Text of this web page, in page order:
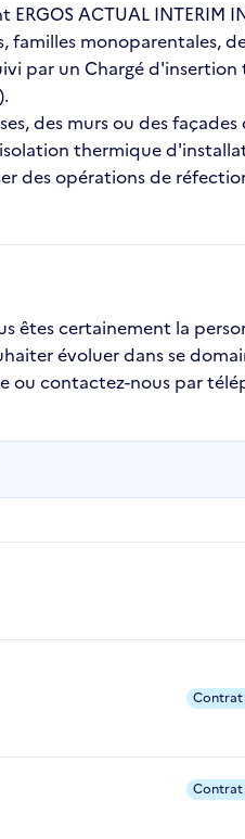
ACTUAL INTERIM
monoparentales,
par un Chargé d'insertion
des murs ou des
thermique
des opérations de
êtes certainement la
évoluer dans se
ou contactez-nous par
Contrat
Contrat